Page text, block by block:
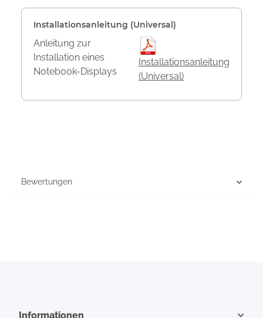
Installationsanleitung (Universal)
Anleitung zur
Installation eines
Notebook-Displays
Installationsanleitung
(Universal)
Bewertungen
Informationen